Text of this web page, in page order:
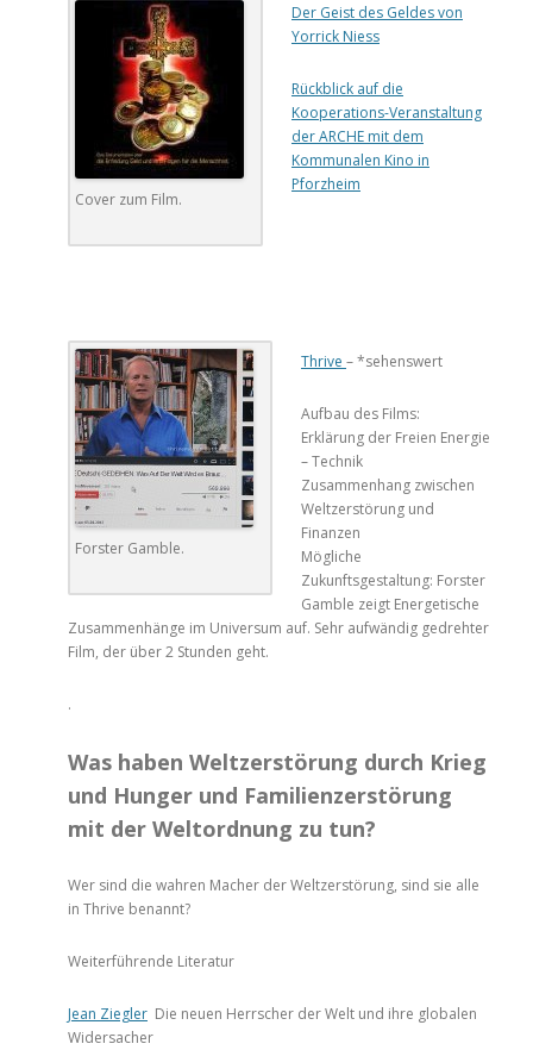
Cover zum Film.
Der Geist des Geldes von
Yorrick Niess
Rückblick auf die
Kooperations-Veranstaltung
der ARCHE mit dem
Kommunalen Kino in
Pforzheim
Forster Gamble.
Thrive – *sehenswert
Aufbau des Films:
Erklärung der Freien Energie
– Technik
Zusammenhang zwischen
Weltzerstörung und
Finanzen
Mögliche
Zukunftsgestaltung: Forster
Gamble zeigt Energetische
Zusammenhänge im Universum auf. Sehr aufwändig gedrehter
Film, der über 2 Stunden geht.
.
Was haben Weltzerstörung durch Krieg
und Hunger und Familienzerstörung
mit der Weltordnung zu tun?
Wer sind die wahren Macher der Weltzerstörung, sind sie alle
in Thrive benannt?
Weiterführende Literatur
Jean Ziegler Die neuen Herrscher der Welt und ihre globalen
Widersacher